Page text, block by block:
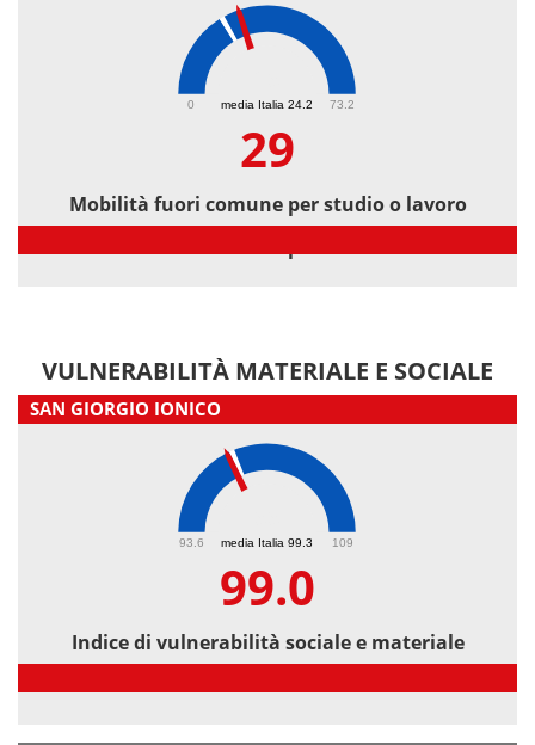
media Italia 24.2
0 73.2
29
Mobilità fuori comune per studio o lavoro
VULNERABILITÀ MATERIALE E SOCIALE
SAN GIORGIO IONICO
media Italia 99.3
93.6 109
99.0
Indice di vulnerabilità sociale e materiale